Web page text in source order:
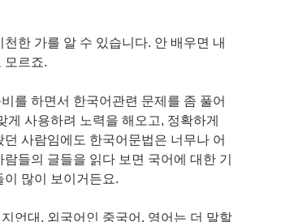
한 가를 알 수 있습니다. 안 배우면 내
모르죠.
를 하면서 한국어관련 문제를 좀 풀어
사용하려 노력을 해오고, 정확하게
사람임에도 한국어문법은 너무나 어
들의 글들을 읽다 보면 국어에 대한 기
많이 보이거든요.
언대, 외국어인 중국어, 영어는 더 말할